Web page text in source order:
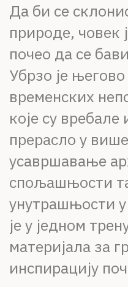
Да би се
природе, човек
почео да се
Убрзо је
временских
које су
прерасло у
усавршавање
спољашњости
унутрашњости у
је у једном
материјала за
инспирацију